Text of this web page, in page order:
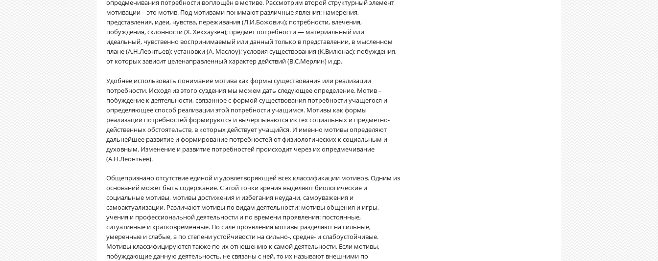
опредмечивания потребности воплощён в мотиве. Рассмотрим второй структурный элемент
мотивации – это мотив. Под мотивами понимают различные явления: намерения,
представления, идеи, чувства, переживания (Л.И.Божович); потребности, влечения,
побуждения, склонности (X. Хекхаузен); предмет потребности — материальный или
идеальный, чувственно воспринимаемый или данный только в представлении, в мысленном
плане (А.Н.Леонтьев); установки (А. Маслоу); условия существования (К.Вилюнас); побуждения,
от которых зависит целенаправленный характер действий (В.С.Мерлин) и др.
Удобнее использовать понимание мотива как формы существования или реализации
потребности. Исходя из этого суздения мы можем дать следующее определение. Мотив –
побуждение к деятельности, связанное с формой существования потребности учащегося и
определяющее способ реализации этой потребности учащимся. Мотивы как формы
реализации потребностей формируются и вычерпываются из тех социальных и предметно-
действенных обстоятельств, в которых действует учащийся. И именно мотивы определяют
дальнейшее развитие и формирование потребностей от физиологических к социальным и
духовным. Изменение и развитие потребностей происходит через их опредмечивание
(А.Н.Леонтьев).
Общепризнано отсутствие единой и удовлетворяющей всех классификации мотивов. Одним из
оснований может быть содержание. С этой точки зрения выделяют биологические и
социальные мотивы, мотивы достижения и избегания неудачи, самоуважения и
самоактуализации. Различают мотивы по видам деятельности: мотивы общения и игры,
учения и профессиональной деятельности и по времени проявления: постоянные,
ситуативные и кратковременные. По силе проявления мотивы разделяют на сильные,
умеренные и слабые, а по степени устойчивости на сильно-, средне- и слабоустойчивые.
Мотивы классифицируются также по их отношению к самой деятельности. Если мотивы,
побуждающие данную деятельность, не связаны с ней, то их называют внешними по